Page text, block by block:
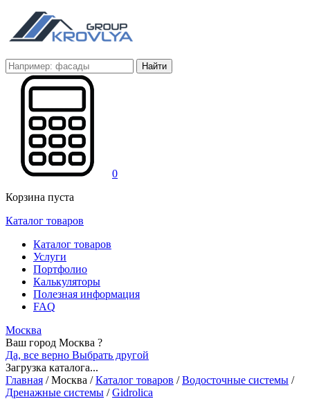
Найти
0
Корзина пуста
Каталог товаров
Каталог товаров
Услуги
Портфолио
Калькуляторы
Полезная информация
FAQ
Москва
Ваш город Москва ?
Да, все верно Выбрать другой
Загрузка каталога...
Главная /Москва / Каталог товаров / Водосточные системы /
Дренажные системы / Gidrolica